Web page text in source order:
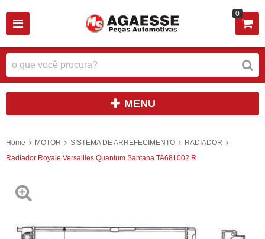
0
MENU
Home MOTOR SISTEMA DE ARREFECIMENTO
RADIADOR
Radiador Royale Versailles Quantum Santana TA681002 R